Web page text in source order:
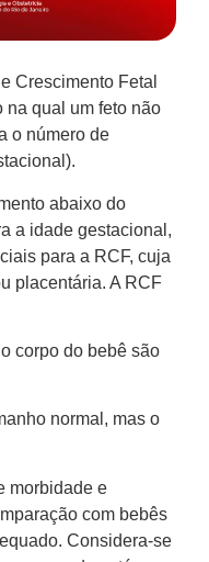
Crescimento Fetal
na qual um feto não
o número de
abaixo do
a idade gestacional,
para a RCF, cuja
placentária. A RCF
corpo do bebê são
normal, mas o
morbidade e
com bebês
Considera-se